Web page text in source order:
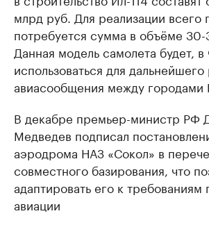
млрд руб. Для реализации всего
потребуется сумма в объёме 30-
Данная модель самолета будет, в
использоваться для дальнейшего
авиасообщения между городами
В декабре премьер-министр РФ
Медведев подписал
аэродрома НАЗ «Сокол» в
совместного базирования, что
адаптировать его к требованиям
авиации